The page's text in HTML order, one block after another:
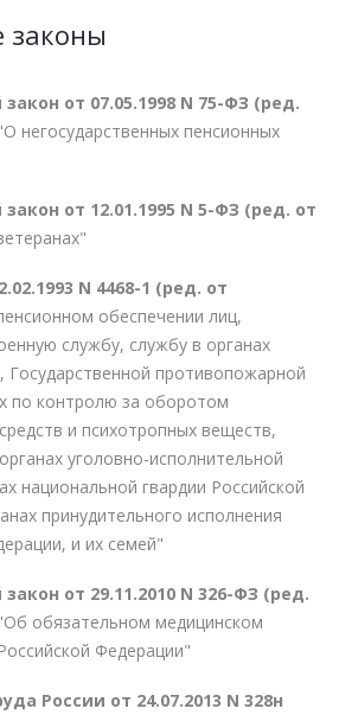
законы
от 07.05.1998 N 75-ФЗ (ред.
негосударственных пенсионных
от 12.01.1995 N 5-ФЗ (ред. от
N 4468-1 (ред. от
обеспечении лиц,
службу, службу в органах
Государственной противопожарной
по контролю за оборотом
и психотропных веществ,
уголовно-исполнительной
национальной гвардии Российской
принудительного исполнения
и их семей"
от 29.11.2010 N 326-ФЗ (ред.
обязательном медицинском
Федерации"
России от 24.07.2013 N 328н